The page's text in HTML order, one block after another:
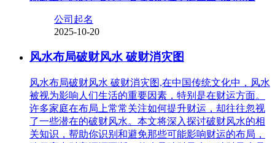
公司起名
2025-10-20
风水布局破财风水 破财消灾图
风水布局破财风水 破财消灾图,在中国传统文化中，风水
被视为影响人们生活的重要因素，特别是在财运方面。
许多家庭在布局上常常关注如何提升财运，却往往忽视
了一些潜在的破财风水。本文将深入探讨破财风水的相
关知识，帮助你识别和避免那些可能影响财运的布局，